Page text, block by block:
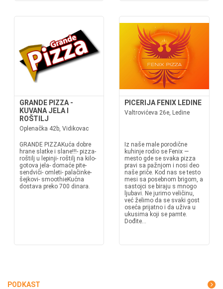
GRANDE PIZZA -
KUVANA JELA I
ROŠTILJ
Oplenačka 42b, Vidikovac
GRANDE PIZZAKuća dobre
hrane slatke i slane!!!- pizza-
roštilj u lepinji- roštilj na kilo-
gotova jela- domaće pite-
sendviči- omleti- palačinke-
šejkovi- smoothieKućna
dostava preko 700 dinara.
PICERIJA FENIX LEDINE
Valtrovićeva 26e, Ledine
Iz naše male porodične
kuhinje rodio se Fenix —
mesto gde se svaka pizza
pravi sa pažnjom i nosi deo
naše priče. Kod nas se testo
mesi sa posebnom brigom, a
sastojci se biraju s mnogo
ljubavi. Ne jurimo veličinu,
već želimo da se svaki gost
oseća prijatno i da uživa u
ukusima koji se pamte.
Dođite...
PODKAST